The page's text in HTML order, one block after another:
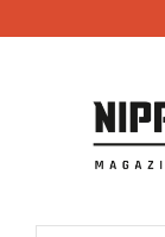
Inhalt